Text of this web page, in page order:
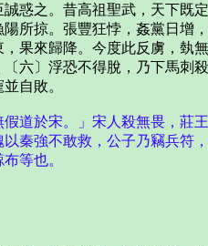
惑之。昔高祖聖武，天下
所掠。張豐狂悖，姦黨日增
果來歸降。今度此反虜，
六〕浮恐不得脫，乃下馬刺
自敗。
道於宋。」宋人殺無畏，
秦強不敢救，公子乃竊兵符
等也。